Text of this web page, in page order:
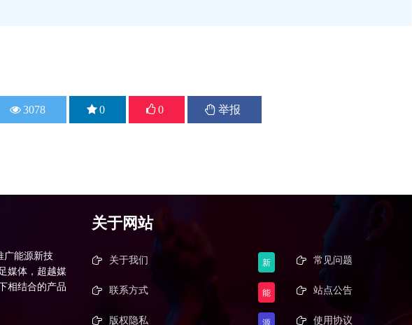
3078 0 0 举报
点（一）... 部分政府领导面对环保部约谈...
广能源新技
媒体，超越媒
相结合的产品
关于网站
关于我们 新
联系方式 能
版权隐私 源
常见问题
站点公告
使用协议